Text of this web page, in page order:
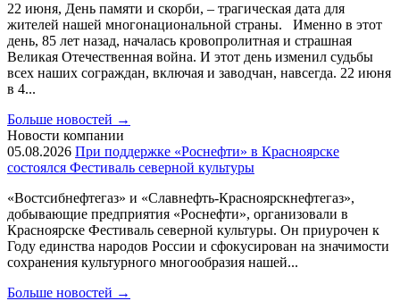
22 июня, День памяти и скорби, – трагическая дата для
жителей нашей многонациональной страны. Именно в этот
день, 85 лет назад, началась кровопролитная и страшная
Великая Отечественная война. И этот день изменил судьбы
всех наших сограждан, включая и заводчан, навсегда. 22 июня
в 4...
Больше новостей →
Новости компании
05.08.2026 При поддержке «Роснефти» в Красноярске
состоялся Фестиваль северной культуры
«Востсибнефтегаз» и «Славнефть-Красноярскнефтегаз»,
добывающие предприятия «Роснефти», организовали в
Красноярске Фестиваль северной культуры. Он приурочен к
Году единства народов России и сфокусирован на значимости
сохранения культурного многообразия нашей...
Больше новостей →